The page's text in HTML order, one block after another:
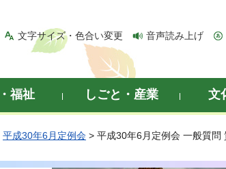
文字サイズ・色合い変更 音声読み上げ
福祉 しごと・産業 文
平成30年6月定例会 > 平成30年6月定例会 一般質問